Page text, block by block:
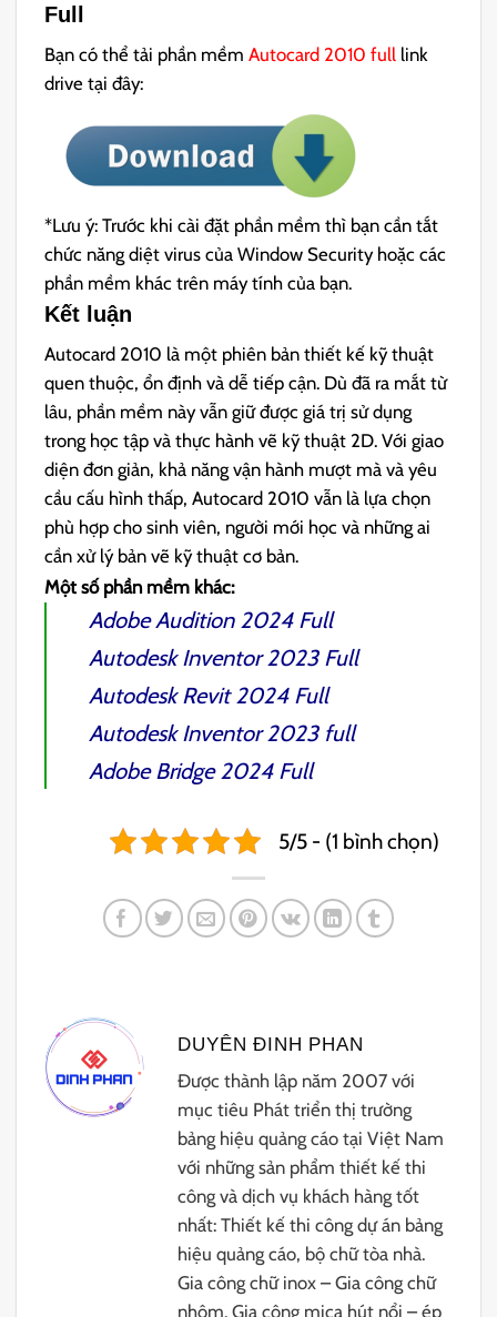
Full
Bạn có thể tải phần mềmAutocard 2010 full link
drive tại đây:
*Lưu ý: Trước khi cài đặt phần mềm thì bạn cần tắt
chức năng diệt virus của Window Security hoặc các
phần mềm khác trên máy tính của bạn.
Kết luận
Autocard 2010 là một phiên bản thiết kế kỹ thuật
quen thuộc, ổn định và dễ tiếp cận. Dù đã ra mắt từ
lâu, phần mềm này vẫn giữ được giá trị sử dụng
trong học tập và thực hành vẽ kỹ thuật 2D. Với giao
diện đơn giản, khả năng vận hành mượt mà và yêu
cầu cấu hình thấp, Autocard 2010 vẫn là lựa chọn
phù hợp cho sinh viên, người mới học và những ai
cần xử lý bản vẽ kỹ thuật cơ bản.
Một số phần mềm khác:
Adobe Audition 2024Full
Autodesk Inventor 2023Full
Autodesk Revit 2024Full
Autodesk Inventor 2023full
Adobe Bridge 2024Full
5/5 - (1 bình chọn)
DUYÊN ĐINH PHAN
Được thành lập năm 2007 với
mục tiêu Phát triển thị trường
bảng hiệu quảng cáo tại Việt Nam
với những sản phẩm thiết kế thi
công và dịch vụ khách hàng tốt
nhất: Thiết kế thi công dự án bảng
hiệu quảng cáo, bộ chữ tòa nhà.
Gia công chữ inox – Gia công chữ
nhôm. Gia công mica hút nổi – ép